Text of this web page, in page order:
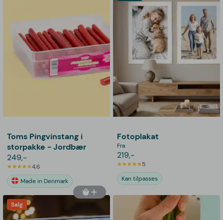
Toms Pingvinstang i
storpakke - Jordbær
249,-
4,6
Made in Denmark
Fotoplakat
Fra
219,-
5
Kan tilpasses
Salg